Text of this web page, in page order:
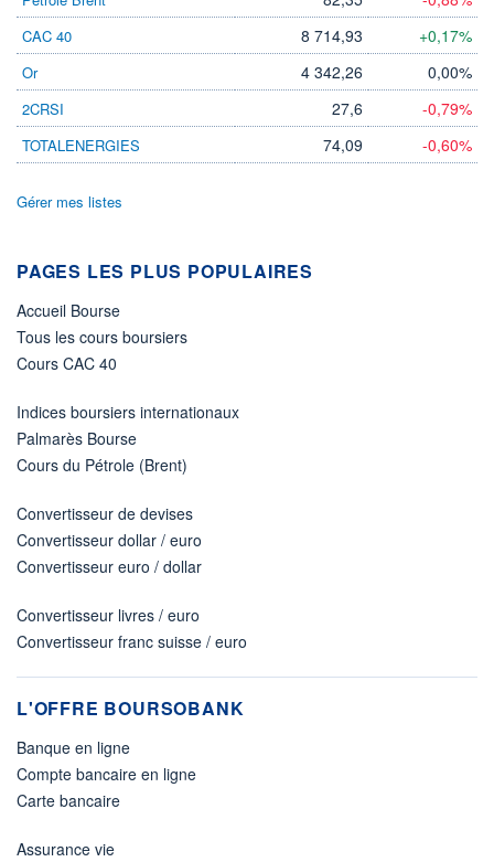
0,00 EUR -
PROCHAIN
-
Non éligible
Boursobank
CAC 40 8 714,93 +0,17%
Or 4 342,26 0,00%
2CRSI 27,6 -0,79%
TOTALENERGIES 74,09 -0,60%
Gérer mes listes
PAGES LES PLUS POPULAIRES
Accueil Bourse
Tous les cours boursiers
Cours CAC 40
Indices boursiers internationaux
Palmarès Bourse
Cours du Pétrole (Brent)
Convertisseur de devises
Convertisseur dollar / euro
Convertisseur euro / dollar
Convertisseur livres / euro
Convertisseur franc suisse / euro
L'OFFRE BOURSOBANK
Banque en ligne
Compte bancaire en ligne
Carte bancaire
Assurance vie